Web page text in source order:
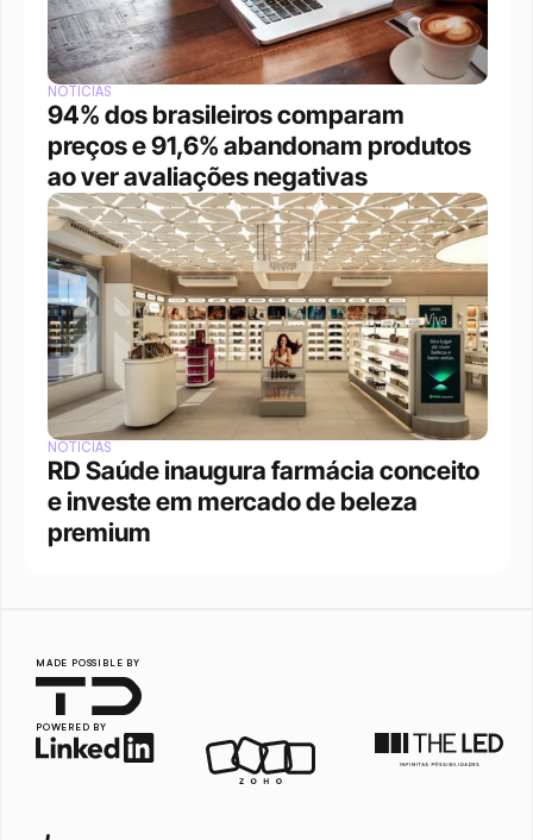
NOTÍCIAS
94% dos brasileiros comparam
preços e 91,6% abandonam produtos
ao ver avaliações negativas
NOTÍCIAS
RD Saúde inaugura farmácia conceito
e investe em mercado de beleza
premium
MADE POSSIBLE BY
POWERED BY